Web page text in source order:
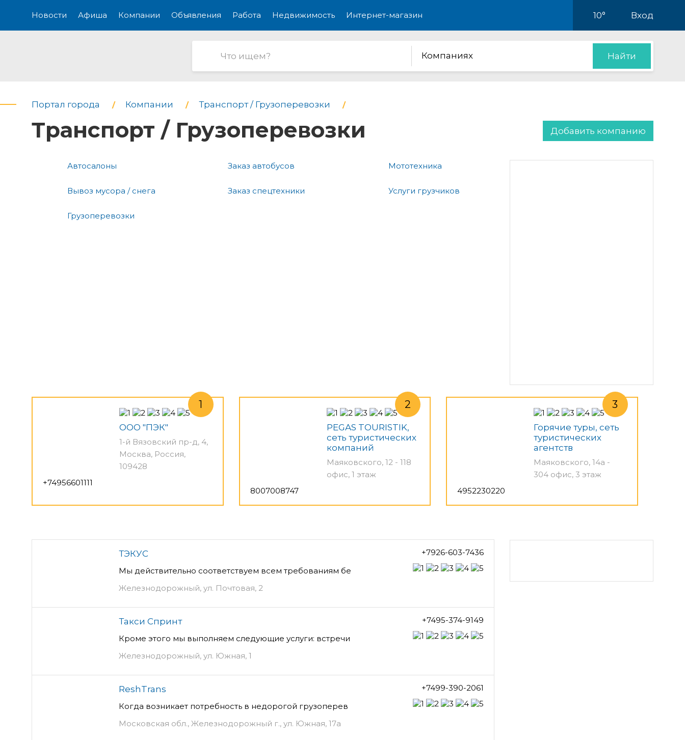
Новости Афиша Компании Объявления Работа Недвижимость Интернет-магазин 10° Вход
Компаниях Найти
Портал города Компании Транспорт / Грузоперевозки
Транспорт / Грузоперевозки Добавить компанию
Автосалоны
Вывоз мусора / снега
Грузоперевозки
Заказ автобусов
Заказ спецтехники
Мототехника
Услуги грузчиков
ООО "ПЭК"
1-й Вязовский пр-д, 4,
Москва, Россия,
109428
+74956601111
PEGAS TOURISTIK,
сеть туристических
компаний
Маяковского, 12 - 118
офис, 1 этаж
8007008747
Горячие туры, сеть
туристических
агентств
Маяковского, 14а -
304 офис, 3 этаж
4952230220
ТЭКУС
Мы действительно соответствуем всем требованиям бе
Железнодорожный, ул. Почтовая, 2
+7926-603-7436
Такси Спринт
Кроме этого мы выполняем следующие услуги: встречи
Железнодорожный, ул. Южная, 1
+7495-374-9149
ReshTrans
Когда возникает потребность в недорогой грузоперев
Московская обл., Железнодорожный г., ул. Южная, 17а
+7499-390-2061